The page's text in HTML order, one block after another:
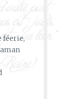
féerie,